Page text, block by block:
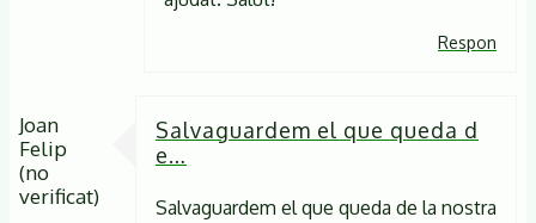
Respon
Joan
Felip
(no
verificat)
Salvaguardem el que queda d
e…
Salvaguardem el que queda de la nostra